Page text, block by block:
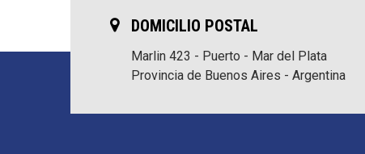
DOMICILIO POSTAL
Marlin 423 - Puerto - Mar del Plata
Provincia de Buenos Aires - Argentina